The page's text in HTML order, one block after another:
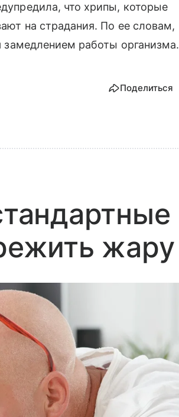
что хрипы, которые
на страдания. По ее словам,
замедлением работы организма.
Поделиться
жару